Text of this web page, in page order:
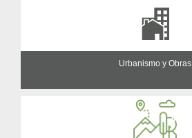
Urbanismo y Obras